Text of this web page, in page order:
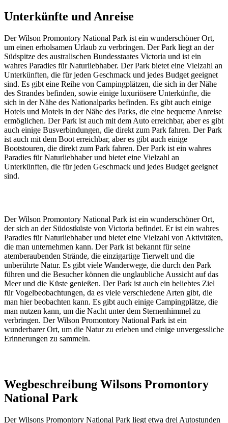
Unterkünfte und Anreise
Der Wilson Promontory National Park ist ein wunderschöner Ort,
um einen erholsamen Urlaub zu verbringen. Der Park liegt an der
Südspitze des australischen Bundesstaates Victoria und ist ein
wahres Paradies für Naturliebhaber. Der Park bietet eine Vielzahl an
Unterkünften, die für jeden Geschmack und jedes Budget geeignet
sind. Es gibt eine Reihe von Campingplätzen, die sich in der Nähe
des Strandes befinden, sowie einige luxuriösere Unterkünfte, die
sich in der Nähe des Nationalparks befinden. Es gibt auch einige
Hotels und Motels in der Nähe des Parks, die eine bequeme Anreise
ermöglichen. Der Park ist auch mit dem Auto erreichbar, aber es gibt
auch einige Busverbindungen, die direkt zum Park fahren. Der Park
ist auch mit dem Boot erreichbar, aber es gibt auch einige
Bootstouren, die direkt zum Park fahren. Der Park ist ein wahres
Paradies für Naturliebhaber und bietet eine Vielzahl an
Unterkünften, die für jeden Geschmack und jedes Budget geeignet
sind.
Der Wilson Promontory National Park ist ein wunderschöner Ort,
der sich an der Südostküste von Victoria befindet. Er ist ein wahres
Paradies für Naturliebhaber und bietet eine Vielzahl von Aktivitäten,
die man unternehmen kann. Der Park ist bekannt für seine
atemberaubenden Strände, die einzigartige Tierwelt und die
unberührte Natur. Es gibt viele Wanderwege, die durch den Park
führen und die Besucher können die unglaubliche Aussicht auf das
Meer und die Küste genießen. Der Park ist auch ein beliebtes Ziel
für Vogelbeobachtungen, da es viele verschiedene Arten gibt, die
man hier beobachten kann. Es gibt auch einige Campingplätze, die
man nutzen kann, um die Nacht unter dem Sternenhimmel zu
verbringen. Der Wilson Promontory National Park ist ein
wunderbarer Ort, um die Natur zu erleben und einige unvergessliche
Erinnerungen zu sammeln.
Wegbeschreibung Wilsons Promontory
National Park
Der Wilsons Promontory National Park liegt etwa drei Autostunden